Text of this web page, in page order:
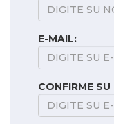
E-MAIL:
CONFIRME